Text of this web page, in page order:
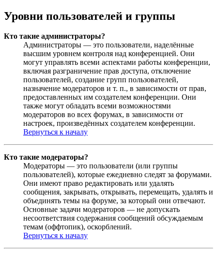
Уровни пользователей и группы
Кто такие администраторы?
Администраторы — это пользователи, наделённые
высшим уровнем контроля над конференцией. Они
могут управлять всеми аспектами работы конференции,
включая разграничение прав доступа, отключение
пользователей, создание групп пользователей,
назначение модераторов и т. п., в зависимости от прав,
предоставленных им создателем конференции. Они
также могут обладать всеми возможностями
модераторов во всех форумах, в зависимости от
настроек, произведённых создателем конференции.
Вернуться к началу
Кто такие модераторы?
Модераторы — это пользователи (или группы
пользователей), которые ежедневно следят за форумами.
Они имеют право редактировать или удалять
сообщения, закрывать, открывать, перемещать, удалять и
объединять темы на форуме, за который они отвечают.
Основные задачи модераторов — не допускать
несоответствия содержания сообщений обсуждаемым
темам (оффтопик), оскорблений.
Вернуться к началу